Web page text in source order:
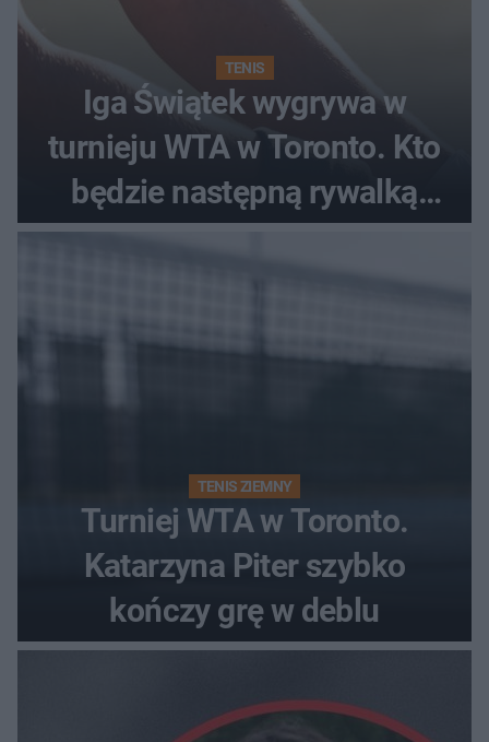
TENIS
Iga Świątek wygrywa w
turnieju WTA w Toronto. Kto
będzie następną rywalką
Polki?
TENIS ZIEMNY
Turniej WTA w Toronto.
Katarzyna Piter szybko
kończy grę w deblu